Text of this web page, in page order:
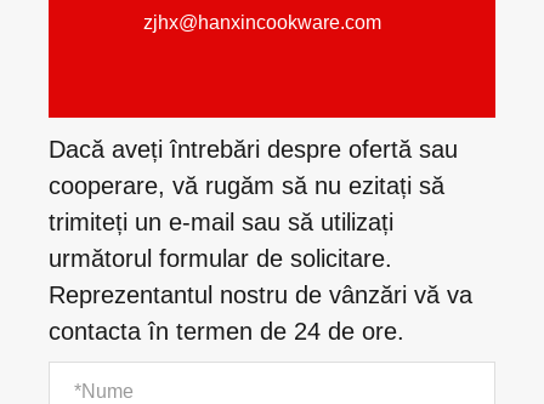
zjhx@hanxincookware.com
Dacă aveți întrebări despre ofertă sau
cooperare, vă rugăm să nu ezitați să
trimiteți un e-mail sau să utilizați
următorul formular de solicitare.
Reprezentantul nostru de vânzări vă va
contacta în termen de 24 de ore.